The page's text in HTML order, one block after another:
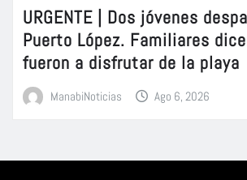
URGENTE | Dos jóvenes
Puerto López. Familiares
fueron a disfrutar de la playa
ManabiNoticias Ago 6, 2026